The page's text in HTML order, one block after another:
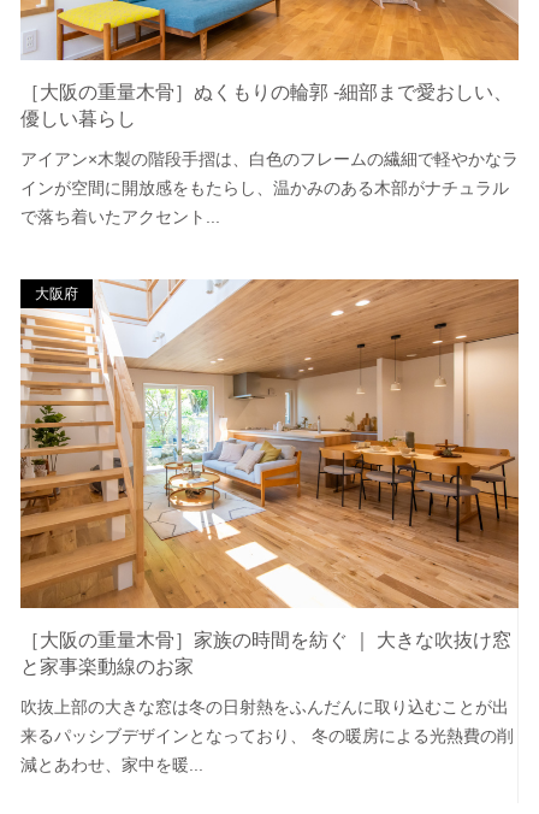
［大阪の重量木骨］ぬくもりの輪郭 -細部まで愛おしい、
優しい暮らし
アイアン×木製の階段手摺は、白色のフレームの繊細で軽やかなラ
インが空間に開放感をもたらし、温かみのある木部がナチュラル
で落ち着いたアクセント...
大阪府
［大阪の重量木骨］家族の時間を紡ぐ ｜ 大きな吹抜け窓
と家事楽動線のお家
吹抜上部の大きな窓は冬の日射熱をふんだんに取り込むことが出
来るパッシブデザインとなっており、 冬の暖房による光熱費の削
減とあわせ、家中を暖...